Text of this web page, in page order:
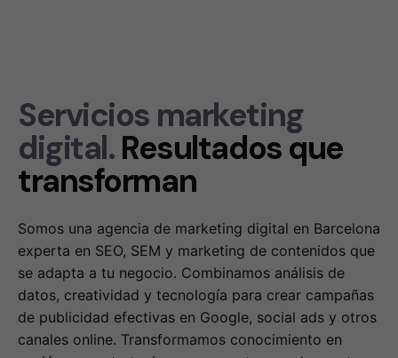
Servicios marketing
digital.Resultados que
transforman
Somos una agencia de marketing digital en Barcelona
experta en SEO, SEM y marketing de contenidos que
se adapta a tu negocio. Combinamos análisis de
datos, creatividad y tecnología para crear campañas
de publicidad efectivas en Google, social ads y otros
canales online. Transformamos conocimiento en